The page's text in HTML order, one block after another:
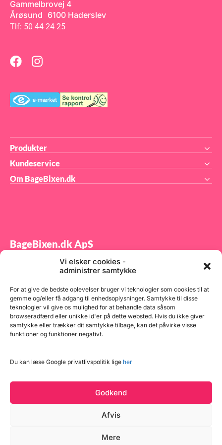
Vi elsker cookies -
administrer samtykke
For at give de bedste oplevelser bruger vi teknologier som cookies til at
gemme og/eller få adgang til enhedsoplysninger. Samtykke til disse
teknologier vil give os mulighed for at behandle data såsom
browseradfærd eller unikke id'er på dette websted. Hvis du ikke giver
samtykke eller trækker dit samtykke tilbage, kan det påvirke visse
funktioner og funktioner negativt.
Du kan læse Google privatlivspolitik lige her
Godkend
Afvis
Mere
Gammelbrovej 4
Årøsund 6100 Haderslev
Tlf: 50 44 24 25
Produkter
Kundeservice
Om BageBixen.dk
BageBixen.dk ApS
Tilmeld dig vores nyhedsbrev og modtag gode tilbud
samt spændende produktnyheder direkte i din
indbakke.